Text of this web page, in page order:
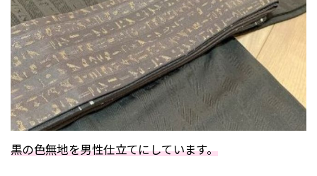
黒の色無地を男性仕立てにしています。